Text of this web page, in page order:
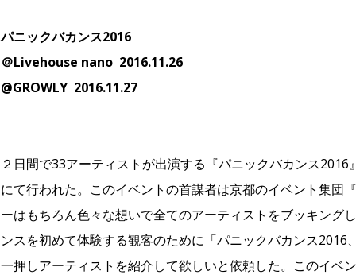
パニックバカンス2016
＠Livehouse nano 2016.11.26
@GROWLY 2016.11.27
２日間で33アーティストが出演する『パニックバカンス
にて行われた。このイベントの首謀者は京都のイベント集団『
ーはもちろん色々な想いで全てのアーティストをブッキング
ンスを初めて体験する観客のために「パニックバカンス2016
一押しアーティストを紹介して欲しいと依頼した。このイベ